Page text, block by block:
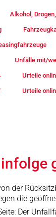
Alkohol,
Unfälle mit/
Urteile
Urteile
der
die
Der